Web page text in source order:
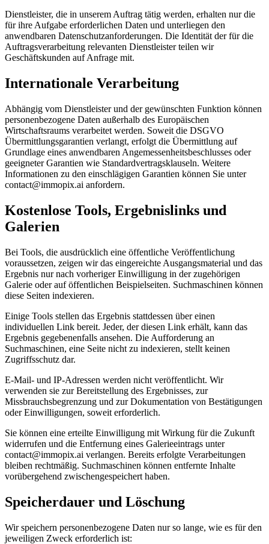
Dienstleister, die in unserem Auftrag tätig werden, erhalten nur die
für ihre Aufgabe erforderlichen Daten und unterliegen den
anwendbaren Datenschutzanforderungen. Die Identität der für die
Auftragsverarbeitung relevanten Dienstleister teilen wir
Geschäftskunden auf Anfrage mit.
Internationale Verarbeitung
Abhängig vom Dienstleister und der gewünschten Funktion können
personenbezogene Daten außerhalb des Europäischen
Wirtschaftsraums verarbeitet werden. Soweit die DSGVO
Übermittlungsgarantien verlangt, erfolgt die Übermittlung auf
Grundlage eines anwendbaren Angemessenheitsbeschlusses oder
geeigneter Garantien wie Standardvertragsklauseln. Weitere
Informationen zu den einschlägigen Garantien können Sie unter
contact@immopix.ai anfordern.
Kostenlose Tools, Ergebnislinks und
Galerien
Bei Tools, die ausdrücklich eine öffentliche Veröffentlichung
voraussetzen, zeigen wir das eingereichte Ausgangsmaterial und das
Ergebnis nur nach vorheriger Einwilligung in der zugehörigen
Galerie oder auf öffentlichen Beispielseiten. Suchmaschinen können
diese Seiten indexieren.
Einige Tools stellen das Ergebnis stattdessen über einen
individuellen Link bereit. Jeder, der diesen Link erhält, kann das
Ergebnis gegebenenfalls ansehen. Die Aufforderung an
Suchmaschinen, eine Seite nicht zu indexieren, stellt keinen
Zugriffsschutz dar.
E-Mail- und IP-Adressen werden nicht veröffentlicht. Wir
verwenden sie zur Bereitstellung des Ergebnisses, zur
Missbrauchsbegrenzung und zur Dokumentation von Bestätigungen
oder Einwilligungen, soweit erforderlich.
Sie können eine erteilte Einwilligung mit Wirkung für die Zukunft
widerrufen und die Entfernung eines Galerieeintrags unter
contact@immopix.ai verlangen. Bereits erfolgte Verarbeitungen
bleiben rechtmäßig. Suchmaschinen können entfernte Inhalte
vorübergehend zwischengespeichert haben.
Speicherdauer und Löschung
Wir speichern personenbezogene Daten nur so lange, wie es für den
jeweiligen Zweck erforderlich ist: